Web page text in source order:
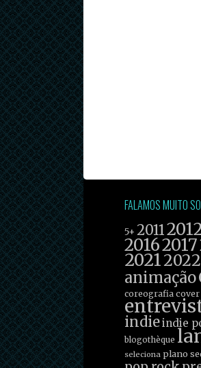
FALAMOS MUITO
5+ 2011
20162017
20212022
animação
coreografia cover
indieindie
blogothèque
seleciona plano